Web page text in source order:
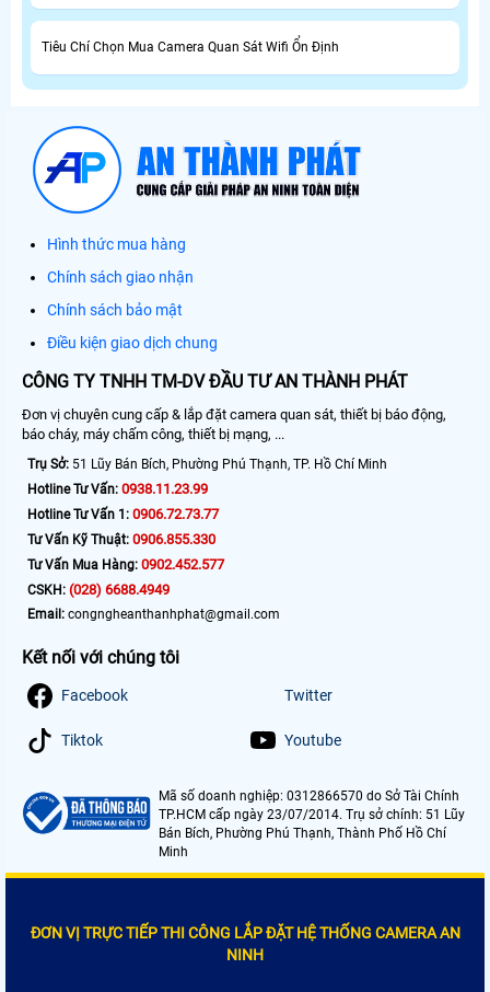
Tiêu Chí Chọn Mua Camera Quan Sát Wifi Ổn Định
Hình thức mua hàng
Chính sách giao nhận
Chính sách bảo mật
Điều kiện giao dịch chung
CÔNG TY TNHH TM-DV ĐẦU TƯ AN THÀNH PHÁT
Đơn vị chuyên cung cấp & lắp đặt camera quan sát, thiết bị báo động,
báo cháy, máy chấm công, thiết bị mạng, ...
Trụ Sở: 51 Lũy Bán Bích, Phường Phú Thạnh, TP. Hồ Chí Minh
Hotline Tư Vấn: 0938.11.23.99
Hotline Tư Vấn 1: 0906.72.73.77
Tư Vấn Kỹ Thuật: 0906.855.330
Tư Vấn Mua Hàng: 0902.452.577
CSKH: (028) 6688.4949
Email: congngheanthanhphat@gmail.com
Kết nối với chúng tôi
Facebook Twitter
Tiktok Youtube
Mã số doanh nghiệp: 0312866570 do Sở Tài Chính
TP.HCM cấp ngày 23/07/2014. Trụ sở chính: 51 Lũy
Bán Bích, Phường Phú Thạnh, Thành Phố Hồ Chí
Minh
ĐƠN VỊ TRỰC TIẾP THI CÔNG LẮP ĐẶT HỆ THỐNG CAMERA AN
NINH